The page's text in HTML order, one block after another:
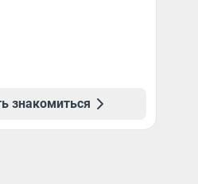
знакомиться